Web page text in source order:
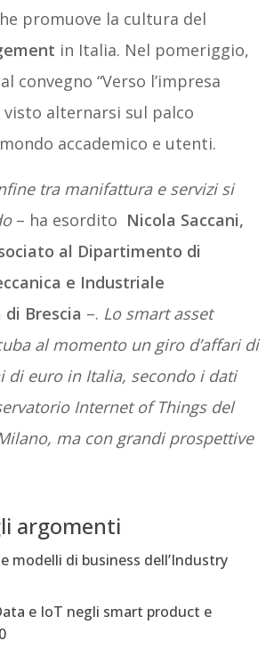
promuove la cultura del
in Italia. Nel pomeriggio,
convegno “Verso l’impresa
visto alternarsi sul palco
accademico e utenti.
tra manifattura e servizi si
– ha esordito Nicola Saccani,
al Dipartimento di
e Industriale
di Brescia –. Lo smart asset
al momento un giro d’affari di
di euro in Italia, secondo i dati
Internet of Things del
ma con grandi prospettive
argomenti
modelli di business dell’Industry
e IoT negli smart product e